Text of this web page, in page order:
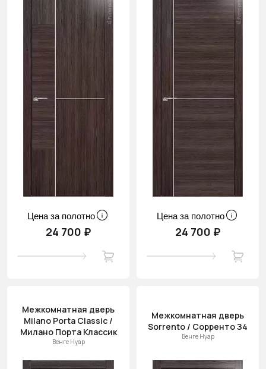
Цена за полотно
24 700 ₽
Цена за полотно
24 700 ₽
Межкомнатная дверь
Milano Porta Classic /
Милано Порта Классик
Венге Нуар
Межкомнатная дверь
Sorrento / Сорренто З4
Венге Нуар